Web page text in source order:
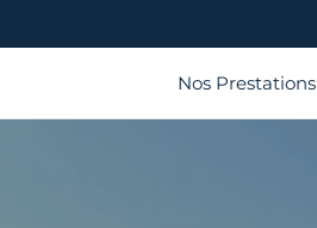
Nos Prestations